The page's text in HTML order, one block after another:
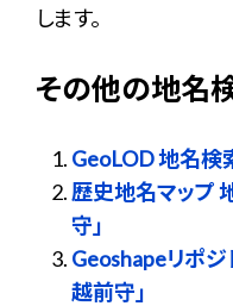
します。
その他の地名
GeoLOD 地名検
歴史地名マップ
守」
Geoshapeリポジ
越前守」